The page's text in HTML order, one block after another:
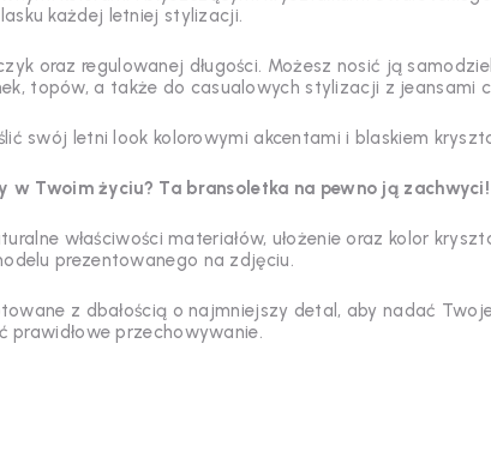
każdej letniej stylizacji.
oraz regulowanej długości. Możesz nosić ją
topów, a także do casualowych stylizacji z jeansami
swój letni look kolorowymi akcentami i blaskiem
Twoim życiu? Ta bransoletka na pewno ją zachwyci!
właściwości materiałów, ułożenie oraz kolor
prezentowanego na zdjęciu.
z dbałością o najmniejszy detal, aby nadać
prawidłowe przechowywanie.